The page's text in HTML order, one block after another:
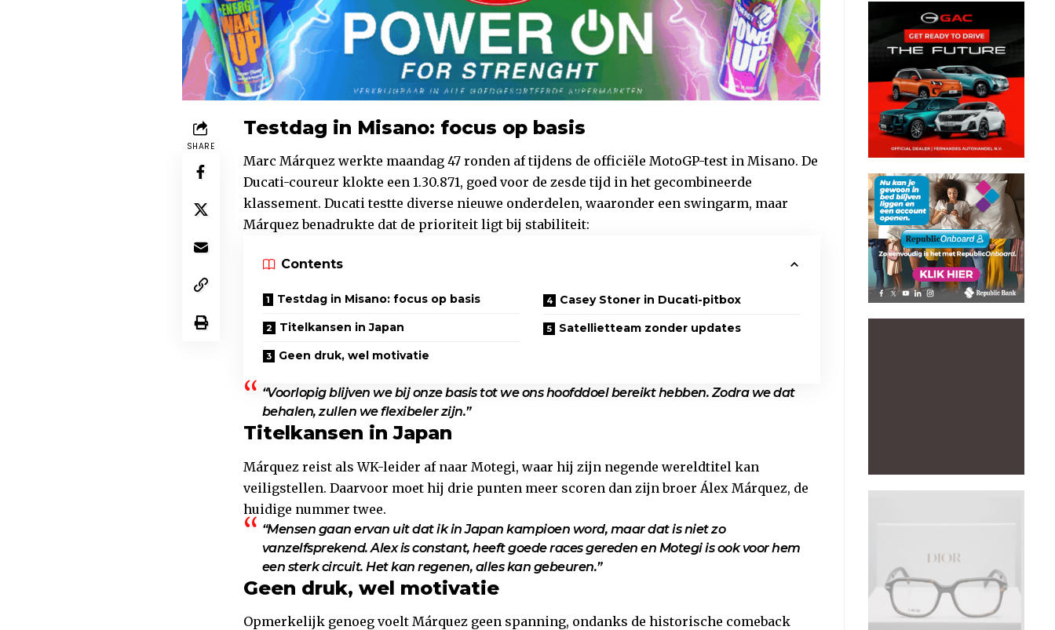
SHARE
Testdag in Misano: focus op basis
Marc Márquez werkte maandag 47 ronden af tijdens de officiële MotoGP-test in Misano. De
Ducati-coureur klokte een 1.30.871, goed voor de zesde tijd in het gecombineerde
klassement. Ducati testte diverse nieuwe onderdelen, waaronder een swingarm, maar
Márquez benadrukte dat de prioriteit ligt bij stabiliteit:
Contents
Testdag in Misano: focus op basis
Titelkansen in Japan
Geen druk, wel motivatie
Casey Stoner in Ducati-pitbox
Satellietteam zonder updates
“Voorlopig blijven we bij onze basis tot we ons hoofddoel bereikt hebben. Zodra we dat
behalen, zullen we flexibeler zijn.”
Titelkansen in Japan
Márquez reist als WK-leider af naar Motegi, waar hij zijn negende wereldtitel kan
veiligstellen. Daarvoor moet hij drie punten meer scoren dan zijn broer Álex Márquez, de
huidige nummer twee.
“Mensen gaan ervan uit dat ik in Japan kampioen word, maar dat is niet zo
vanzelfsprekend. Alex is constant, heeft goede races gereden en Motegi is ook voor hem
een sterk circuit. Het kan regenen, alles kan gebeuren.”
Geen druk, wel motivatie
Opmerkelijk genoeg voelt Márquez geen spanning, ondanks de historische comeback